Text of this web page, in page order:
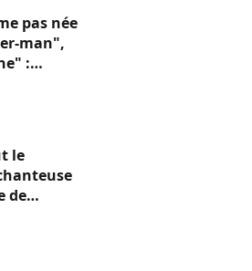
pas née
man",
:
acteur
lui
le
de
à ces